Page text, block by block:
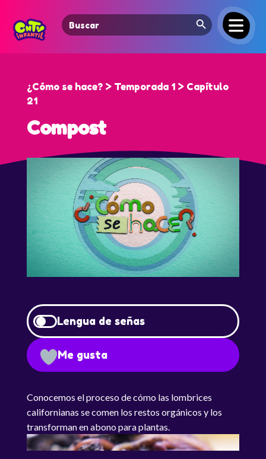
Search
for:
Search Button
¿Cómo se hace? > Temporada 1 > Capítulo
21
Compost
Lengua de señas
Me gusta
Conocemos el proceso de cómo las lombrices
californianas se comen los restos orgánicos y los
transforman en abono para plantas.